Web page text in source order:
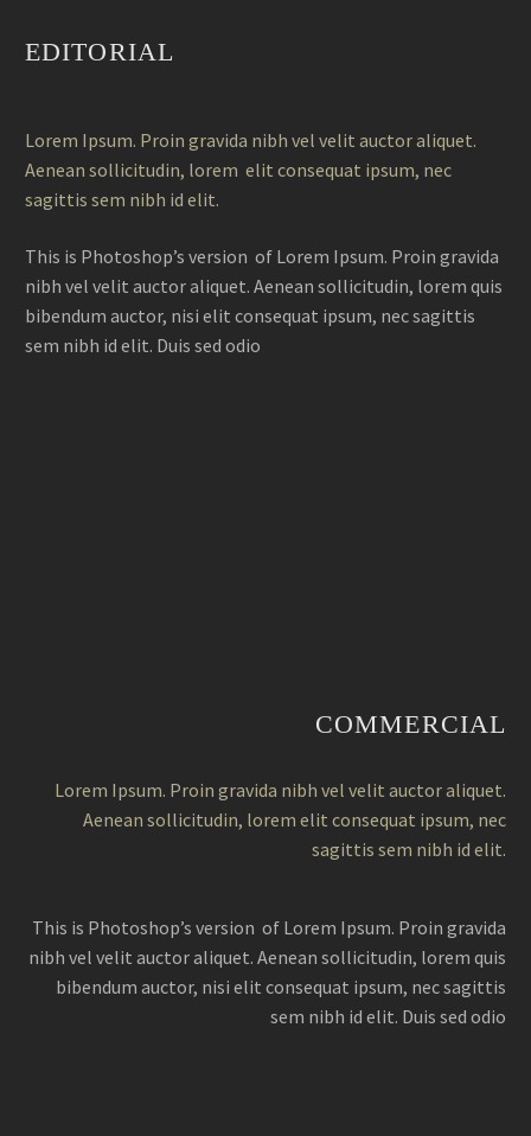
EDITORIAL
Lorem Ipsum. Proin gravida nibh vel velit auctor aliquet.
Aenean sollicitudin, lorem elit consequat ipsum, nec
sagittis sem nibh id elit.
This is Photoshop’s version of Lorem Ipsum. Proin gravida
nibh vel velit auctor aliquet. Aenean sollicitudin, lorem quis
bibendum auctor, nisi elit consequat ipsum, nec sagittis
sem nibh id elit. Duis sed odio
COMMERCIAL
Lorem Ipsum. Proin gravida nibh vel velit auctor aliquet.
Aenean sollicitudin, lorem elit consequat ipsum, nec
sagittis sem nibh id elit.
This is Photoshop’s version of Lorem Ipsum. Proin gravida
nibh vel velit auctor aliquet. Aenean sollicitudin, lorem quis
bibendum auctor, nisi elit consequat ipsum, nec sagittis
sem nibh id elit. Duis sed odio